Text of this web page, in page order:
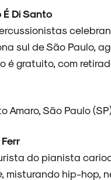
É Di Santo
sul de São Paulo,
é gratuito, com
Amaro, São Paulo
do pianista
, misturando hip-hop,